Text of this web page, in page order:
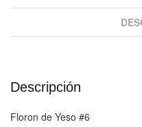
Descripción
Floron de Yeso #6